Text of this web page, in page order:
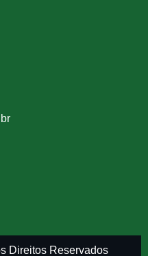
Direitos Reservados